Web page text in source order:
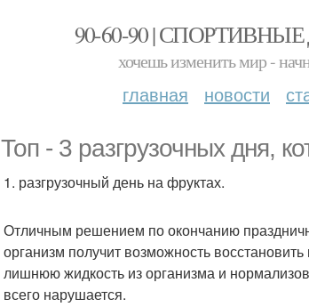
90-60-90 |
хочешь изменить мир -
главная новости
Топ - 3 разгрузочных дня,
1. разгрузочный день на фруктах.
Отличным решением по окончанию
организм получит возможность
лишнюю жидкость из организма и
всего нарушается.